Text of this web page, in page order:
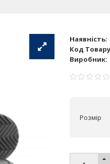
Наявність:
Код
Виробник:
Розмір